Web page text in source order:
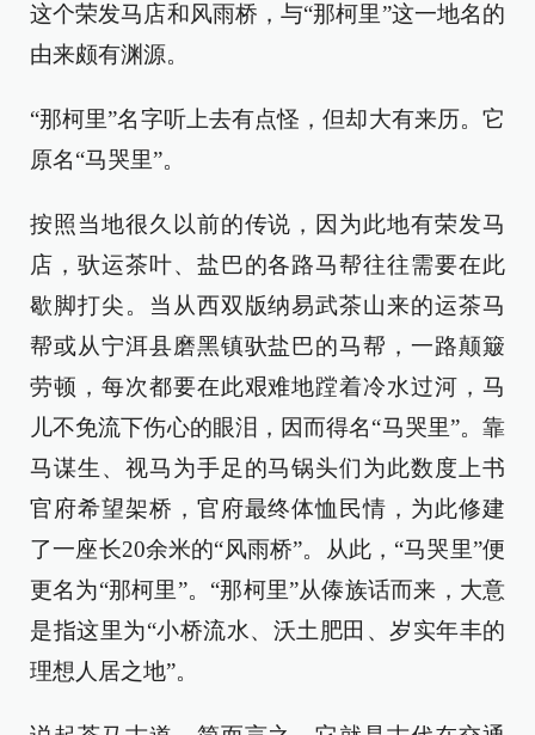
这个荣发马店和风雨桥，与“那柯里”这一地名的
由来颇有渊源。
“那柯里”名字听上去有点怪，但却大有来历。它
原名“马哭里”。
按照当地很久以前的传说，因为此地有荣发马
店，驮运茶叶、盐巴的各路马帮往往需要在此
歇脚打尖。当从西双版纳易武茶山来的运茶马
帮或从宁洱县磨黑镇驮盐巴的马帮，一路颠簸
劳顿，每次都要在此艰难地蹚着冷水过河，马
儿不免流下伤心的眼泪，因而得名“马哭里”。靠
马谋生、视马为手足的马锅头们为此数度上书
官府希望架桥，官府最终体恤民情，为此修建
了一座长20余米的“风雨桥”。从此，“马哭里”便
更名为“那柯里”。“那柯里”从傣族话而来，大意
是指这里为“小桥流水、沃土肥田、岁实年丰的
理想人居之地”。